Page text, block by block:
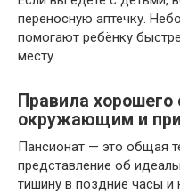
переносную аптечку.
помогают ребёнку
месту.
Правила
окружающим и
Пансионат — это общая
представление об
тишину в поздние часы и